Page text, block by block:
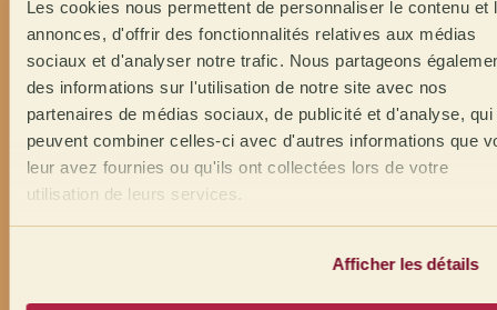
Les cookies nous permettent de personnaliser le contenu et
annonces, d'offrir des fonctionnalités relatives aux médias
sociaux et d'analyser notre trafic. Nous partageons
des informations sur l'utilisation de notre site avec nos
partenaires de médias sociaux, de publicité et d'analyse, qui
peuvent combiner celles-ci avec d'autres informations que
leur avez fournies ou qu'ils ont collectées lors de votre
utilisation de leurs services.
Afficher les détails